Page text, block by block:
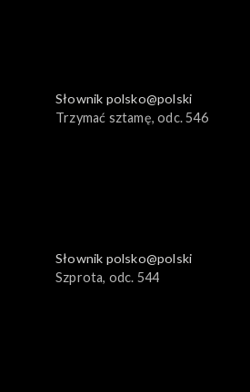
Słownik polsko@polski
Trzymać sztamę, odc. 546
Słownik polsko@polski
Szprota, odc. 544